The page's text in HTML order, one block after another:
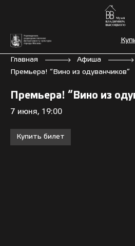
Главная
Афиша
Премьера! “Вино из одуванчиков”
Премьера! “Вино из
7 июня, 19:00
Купить билет